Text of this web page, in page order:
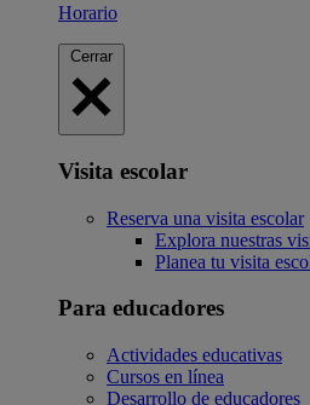
Horario
Cerrar
Visita escolar
Reserva una visita escolar
Explora nuestras
Planea tu visita
Para educadores
Actividades educativas
Cursos en línea
Desarrollo de educadores